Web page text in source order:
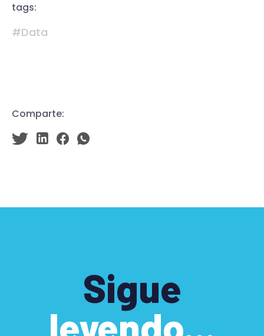
tags:
#Data
Comparte:
Sigue
leyendo...